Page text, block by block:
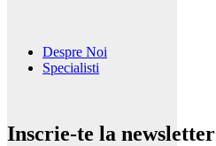
Despre Noi
Specialisti
Inscrie-te la newsletter